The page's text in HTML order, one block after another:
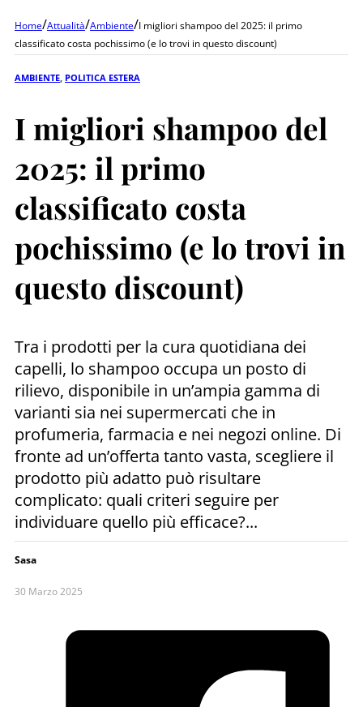
Home/Attualità/Ambiente/I migliori shampoo del 2025: il primo
classificato costa pochissimo (e lo trovi in questo discount)
AMBIENTE POLITICA ESTERA
I migliori shampoo del
2025: il primo
classificato costa
pochissimo (e lo trovi in
questo discount)
Tra i prodotti per la cura quotidiana dei
capelli, lo shampoo occupa un posto di
rilievo, disponibile in un’ampia gamma di
varianti sia nei supermercati che in
profumeria, farmacia e nei negozi online. Di
fronte ad un’offerta tanto vasta, scegliere il
prodotto più adatto può risultare
complicato: quali criteri seguire per
individuare quello più efficace?...
Sasa
30 Marzo 2025